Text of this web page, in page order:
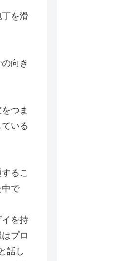
を滑
向き
つま
いる
るこ
中で
を持
プロ
話し